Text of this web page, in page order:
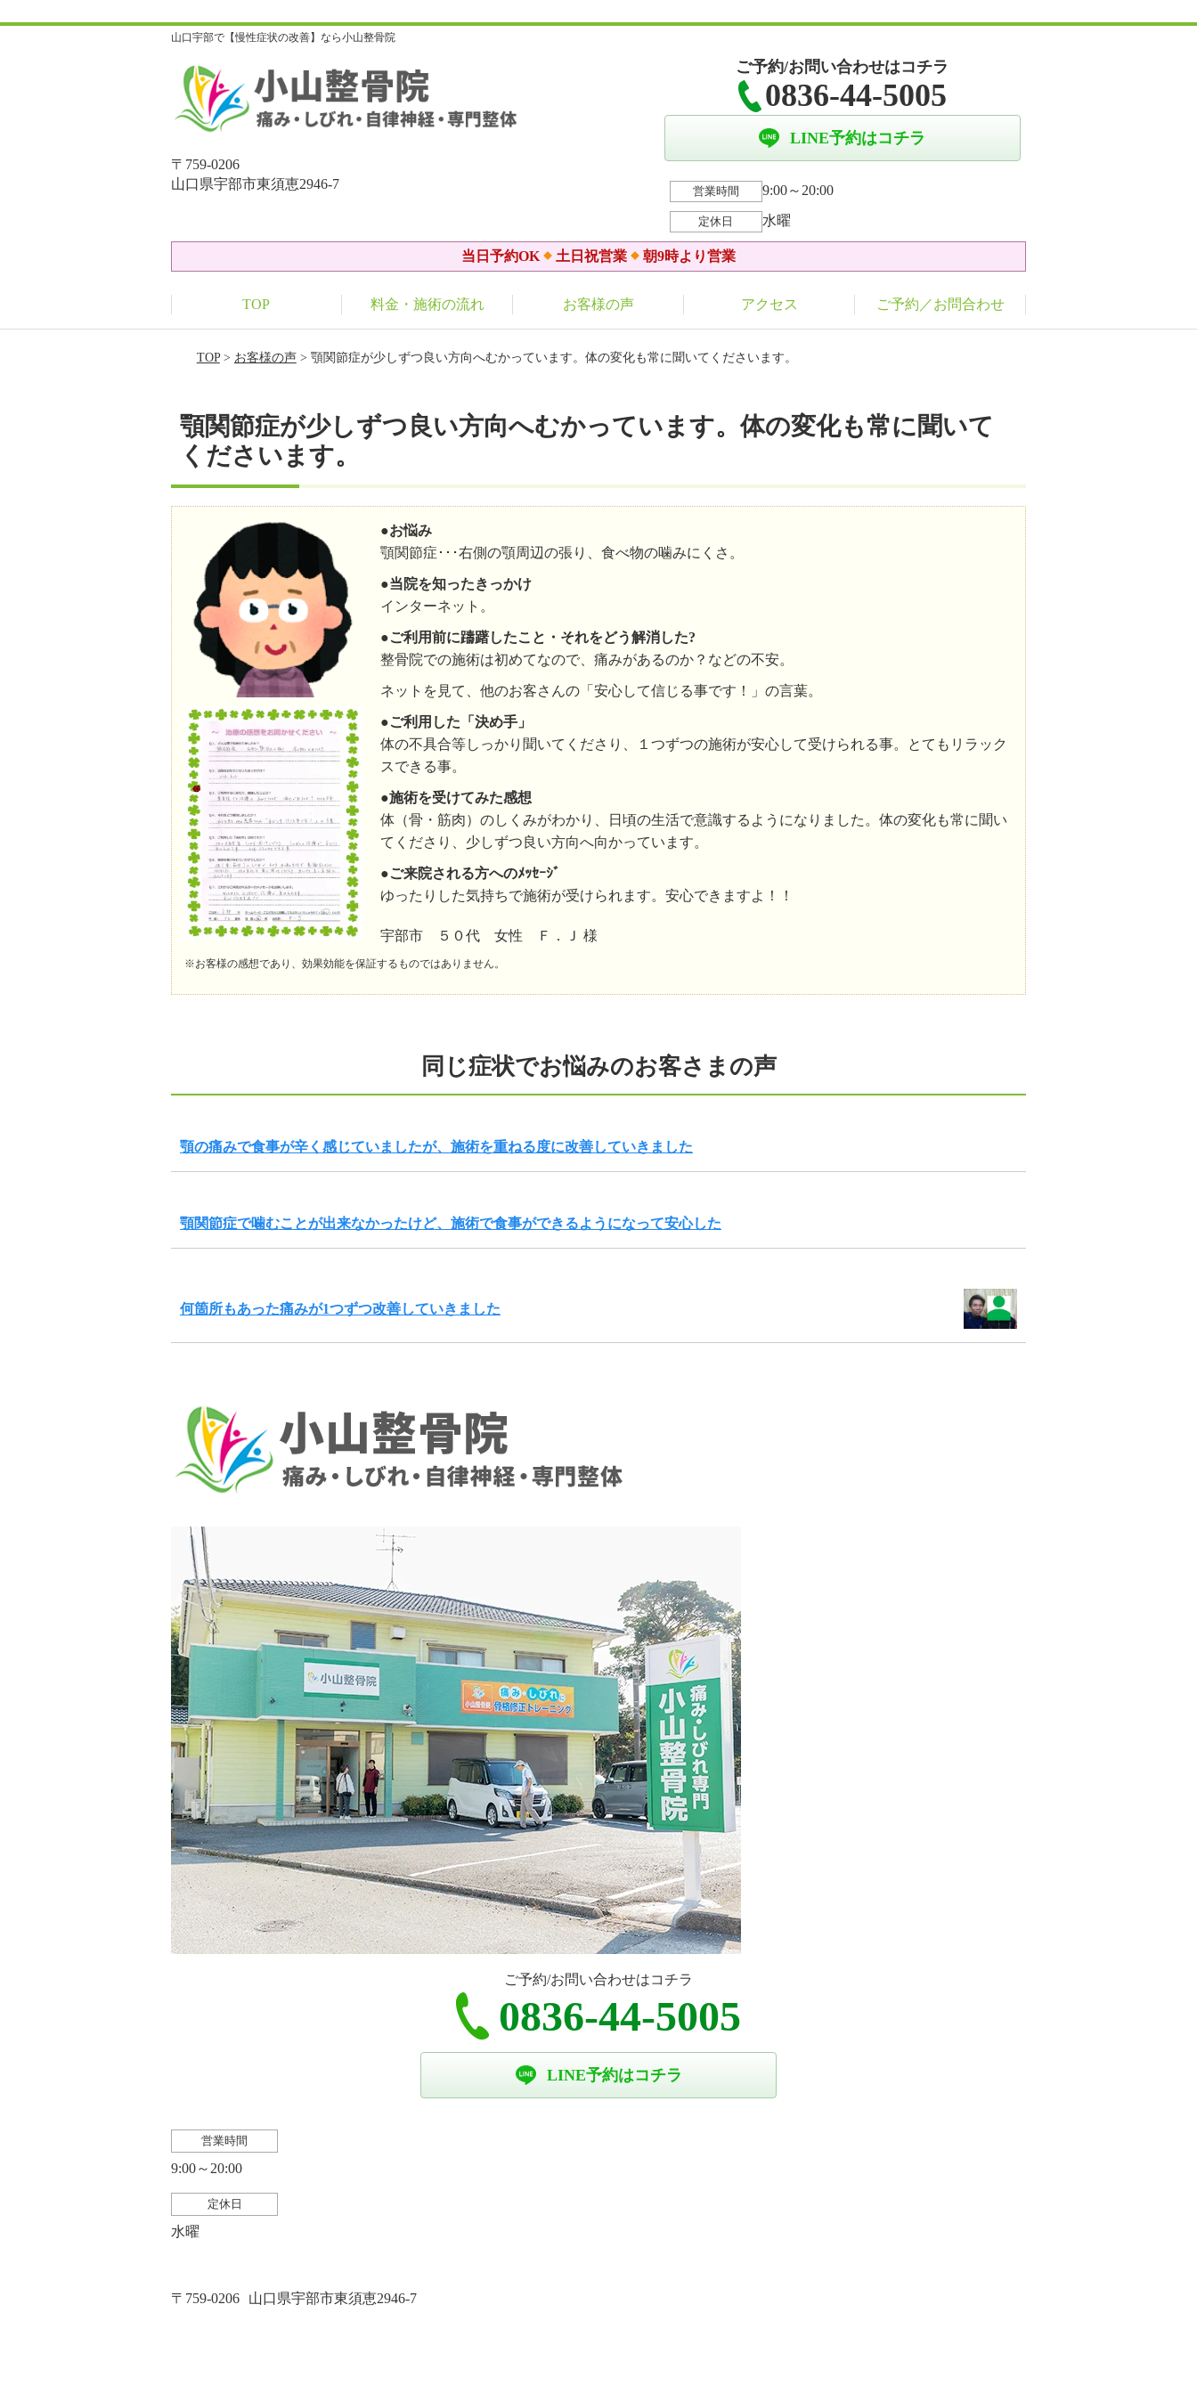
山口宇部で【慢性症状の改善】なら小山整骨院
〒759-0206
山口県宇部市東須恵2946-7
ご予約/お問い合わせはコチラ
0836-44-5005
LINE予約はコチラ
営業時間 9:00～20:00
定休日 水曜
当日予約OK 土日祝営業 朝9時より営業
TOP 料金・施術の流れ お客様の声 アクセス ご予約／お問合わせ
TOP> お客様の声> 顎関節症が少しずつ良い方向へむかっています。体の変化も常に聞いてくださいます。
顎関節症が少しずつ良い方向へむかっています。体の変化も常に聞いて
くださいます。
●お悩み
顎関節症･･･右側の顎周辺の張り、食べ物の噛みにくさ。
●当院を知ったきっかけ
インターネット。
●ご利用前に躊躇したこと・それをどう解消した?
整骨院での施術は初めてなので、痛みがあるのか？などの不安。
ネットを見て、他のお客さんの「安心して信じる事です！」の言葉。
●ご利用した「決め手」
体の不具合等しっかり聞いてくださり、１つずつの施術が安心して受けられる事。とてもリラック
スできる事。
●施術を受けてみた感想
体（骨・筋肉）のしくみがわかり、日頃の生活で意識するようになりました。体の変化も常に聞い
てくださり、少しずつ良い方向へ向かっています。
●ご来院される方へのﾒｯｾｰｼﾞ
ゆったりした気持ちで施術が受けられます。安心できますよ！！
宇部市 ５０代 女性 Ｆ．Ｊ 様
※お客様の感想であり、効果効能を保証するものではありません。
同じ症状でお悩みのお客さまの声
顎の痛みで食事が辛く感じていましたが、施術を重ねる度に改善していきました
顎関節症で噛むことが出来なかったけど、施術で食事ができるようになって安心した
何箇所もあった痛みが1つずつ改善していきました
ご予約/お問い合わせはコチラ
0836-44-5005
LINE予約はコチラ
営業時間
9:00～20:00
定休日
水曜
〒759-0206 山口県宇部市東須恵2946-7